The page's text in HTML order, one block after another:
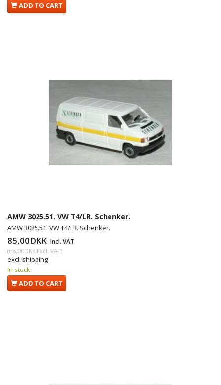
ADD TO CART
AMW 3025.51. VW T4/LR. Schenker.
AMW 3025.51. VW T4/LR. Schenker.
85,00DKK Incl. VAT
(68,00DKK Excl. VAT)
excl. shipping
In stock
ADD TO CART